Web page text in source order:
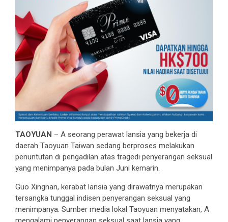
TAOYUAN – A seorang perawat lansia yang bekerja di
daerah Taoyuan Taiwan sedang berproses melakukan
penuntutan di pengadilan atas tragedi penyerangan seksual
yang menimpanya pada bulan Juni kemarin.
Guo Xingnan, kerabat lansia yang dirawatnya merupakan
tersangka tunggal indisen penyerangan seksual yang
menimpanya. Sumber media lokal Taoyuan menyatakan, A